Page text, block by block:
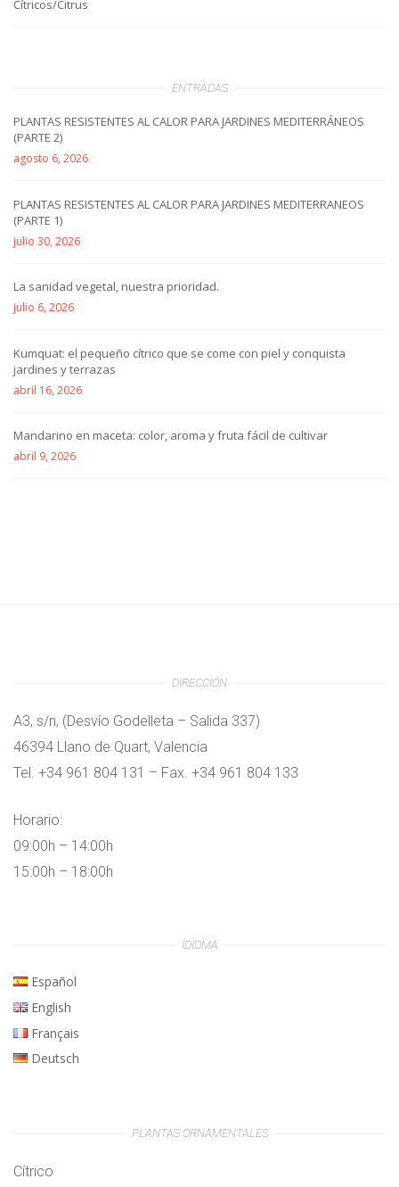
Cítricos/Citrus
ENTRADAS
PLANTAS RESISTENTES AL CALOR PARA JARDINES MEDITERRÁNEOS
(PARTE 2)
agosto 6, 2026
PLANTAS RESISTENTES AL CALOR PARA JARDINES MEDITERRANEOS
(PARTE 1)
julio 30, 2026
La sanidad vegetal, nuestra prioridad.
julio 6, 2026
Kumquat: el pequeño cítrico que se come con piel y conquista
jardines y terrazas
abril 16, 2026
Mandarino en maceta: color, aroma y fruta fácil de cultivar
abril 9, 2026
DIRECCIÓN
A3, s/n, (Desvío Godelleta – Salida 337)
46394 Llano de Quart, Valencia
Tel. +34 961 804 131 – Fax. +34 961 804 133
Horario:
09:00h – 14:00h
15:00h – 18:00h
IDIOMA
Español
English
Français
Deutsch
PLANTAS ORNAMENTALES
Cítrico